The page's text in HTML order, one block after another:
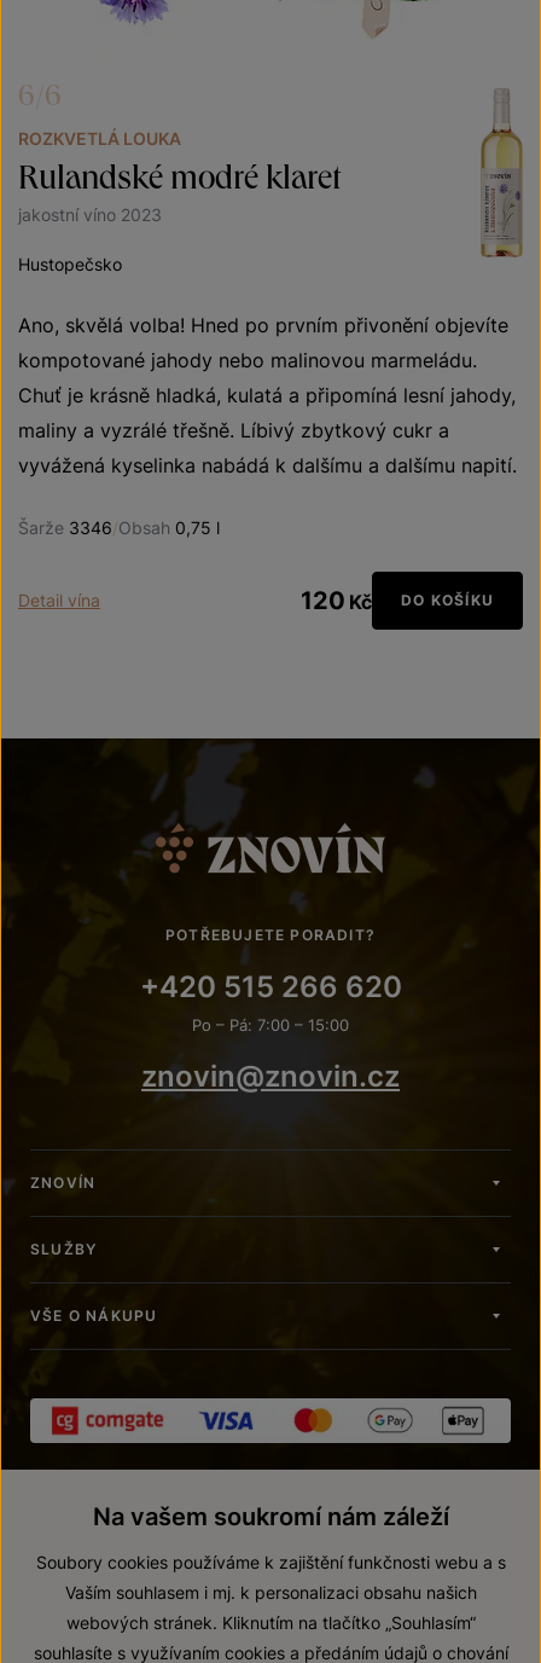
6/6
ROZKVETLÁ LOUKA
Rulandské modré klaret
jakostní víno 2023
Hustopečsko
Ano, skvělá volba! Hned po prvním přivonění objevíte
kompotované jahody nebo malinovou marmeládu.
Chuť je krásně hladká, kulatá a připomíná lesní jahody,
maliny a vyzrálé třešně. Líbivý zbytkový cukr a
vyvážená kyselinka nabádá k dalšímu a dalšímu napití.
Šarže 3346/Obsah 0,75 l
Detail vína 120 Kč DO KOŠÍKU
POTŘEBUJETE PORADIT?
+420 515 266 620
Po – Pá: 7:00 – 15:00
znovin@znovin.cz
ZNOVÍN
SLUŽBY
VŠE O NÁKUPU
© 2026 ZNOVÍN ZNOJMO, a. s.
Na vašem soukromí nám záleží
Soubory cookies používáme k zajištění funkčnosti webu a s
Vaším souhlasem i mj. k personalizaci obsahu našich
webových stránek. Kliknutím na tlačítko „Souhlasím“
souhlasíte s využívaním cookies a předáním údajů o chování